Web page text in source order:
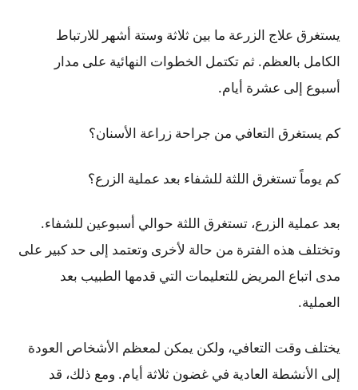
يستغرق علاج الزرعة ما بين ثلاثة وستة أشهر للارتباط
الكامل بالعظم. ثم تكتمل الخطوات النهائية على مدار
أسبوع إلى عشرة أيام.
كم يستغرق التعافي من جراحة زراعة الأسنان؟
كم يوماً تستغرق اللثة للشفاء بعد عملية الزرع؟
بعد عملية الزرع، تستغرق اللثة حوالي أسبوعين للشفاء.
وتختلف هذه الفترة من حالة لأخرى وتعتمد إلى حد كبير على
مدى اتباع المريض للتعليمات التي قدمها الطبيب بعد
العملية.
يختلف وقت التعافي، ولكن يمكن لمعظم الأشخاص العودة
إلى الأنشطة العادية في غضون ثلاثة أيام. ومع ذلك، قد